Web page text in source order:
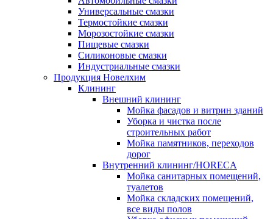
Универсальные смазки
Термостойкие смазки
Морозостойкие смазки
Пищевые смазки
Силиконовые смазки
Индустриальные смазки
Продукция Новелхим
Клининг
Внешний клининг
Мойка фасадов и витрин зданий
Уборка и чистка после
строительных работ
Мойка памятников, переходов
дорог
Внутренний клининг/HORECA
Мойка санитарных помещений,
туалетов
Мойка складских помещений,
все виды полов